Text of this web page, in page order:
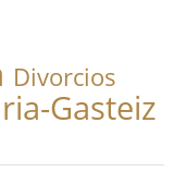
Divorcios
Gasteiz